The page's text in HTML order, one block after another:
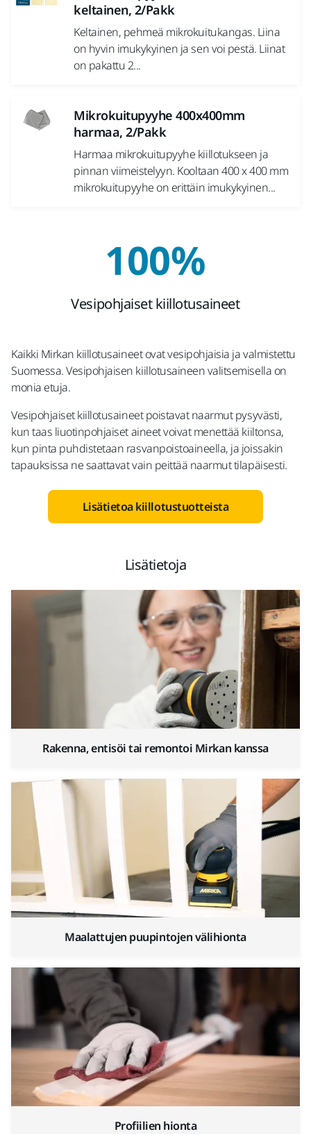
keltainen, 2/Pakk
Keltainen, pehmeä mikrokuitukangas. Liina
on hyvin imukykyinen ja sen voi pestä. Liinat
on pakattu 2...
Mikrokuitupyyhe 400x400mm
harmaa, 2/Pakk
Harmaa mikrokuitupyyhe kiillotukseen ja
pinnan viimeistelyyn. Kooltaan 400 x 400 mm
mikrokuitupyyhe on erittäin imukykyinen...
100%
Vesipohjaiset kiillotusaineet
Kaikki Mirkan kiillotusaineet ovat vesipohjaisia ja valmistettu
Suomessa. Vesipohjaisen kiillotusaineen valitsemisella on
monia etuja.
Vesipohjaiset kiillotusaineet poistavat naarmut pysyvästi,
kun taas liuotinpohjaiset aineet voivat menettää kiiltonsa,
kun pinta puhdistetaan rasvanpoistoaineella, ja joissakin
tapauksissa ne saattavat vain peittää naarmut tilapäisesti.
Lisätietoa kiillotustuotteista
Lisätietoja
Rakenna, entisöi tai remontoi Mirkan kanssa
Maalattujen puupintojen välihionta
Profiilien hionta